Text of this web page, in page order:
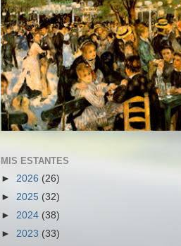
MIS ESTANTES
► 2026 (26)
► 2025 (32)
► 2024 (38)
► 2023 (33)